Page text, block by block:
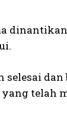
telah